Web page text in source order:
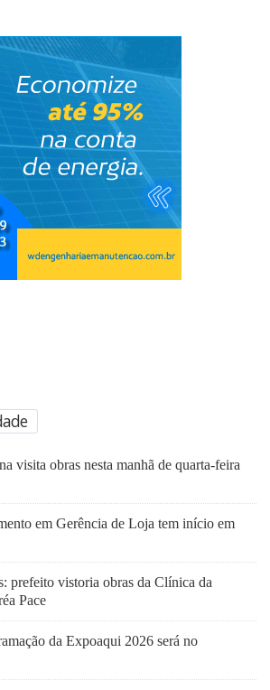
visita obras nesta manhã de quarta-feira
em Gerência de Loja tem início em
prefeito vistoria obras da Clínica da
Pace
da Expoaqui 2026 será no